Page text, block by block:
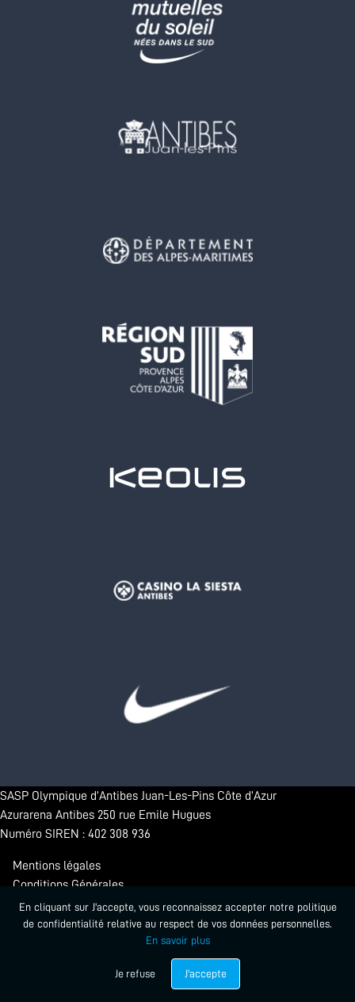
SASP Olympique d’Antibes Juan-Les-Pins Côte d’Azur
Azurarena Antibes 250 rue Emile Hugues
Numéro SIREN : 402 308 936
Mentions légales
Conditions Générales
Confidentialité
© 2026 - Antibes Sharks. Tous droits réservés.
Propulsé par Startlead
En cliquant sur J'accepte, vous reconnaissez accepter notre politique
de confidentialité relative au respect de vos données personnelles.
En savoir plus
Je refuse J'accepte